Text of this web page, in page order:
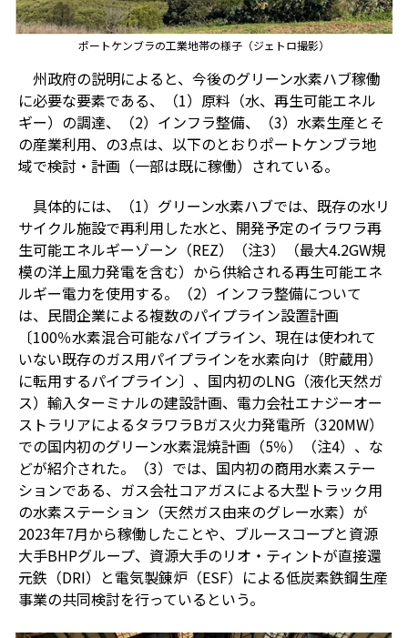
ポートケンブラの工業地帯の様子（ジェトロ撮影）
州政府の説明によると、今後のグリーン水素ハブ稼働
に必要な要素である、（1）原料（水、再生可能エネル
ギー）の調達、（2）インフラ整備、（3）水素生産とそ
の産業利用、の3点は、以下のとおりポートケンブラ地
域で検討・計画（一部は既に稼働）されている。
具体的には、（1）グリーン水素ハブでは、既存の水リ
サイクル施設で再利用した水と、開発予定のイラワラ再
生可能エネルギーゾーン（REZ）（注3）（最大4.2GW規
模の洋上風力発電を含む）から供給される再生可能エネ
ルギー電力を使用する。（2）インフラ整備について
は、民間企業による複数のパイプライン設置計画
〔100％水素混合可能なパイプライン、現在は使われて
いない既存のガス用パイプラインを水素向け（貯蔵用）
に転用するパイプライン〕、国内初のLNG（液化天然ガ
ス）輸入ターミナルの建設計画、電力会社エナジーオー
ストラリアによるタラワラBガス火力発電所（320MW）
での国内初のグリーン水素混焼計画（5％）（注4）、な
どが紹介された。（3）では、国内初の商用水素ステー
ションである、ガス会社コアガスによる大型トラック用
の水素ステーション（天然ガス由来のグレー水素）が
2023年7月から稼働したことや、ブルースコープと資源
大手BHPグループ、資源大手のリオ・ティントが直接還
元鉄（DRI）と電気製錬炉（ESF）による低炭素鉄鋼生産
事業の共同検討を行っているという。